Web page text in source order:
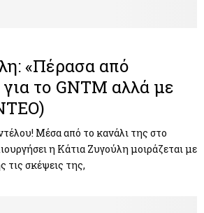
«Πέρασα από
το GNTM αλλά με
Μέσα από το κανάλι της στο
η Κάτια Ζυγούλη μοιράζεται με
τις σκέψεις της,